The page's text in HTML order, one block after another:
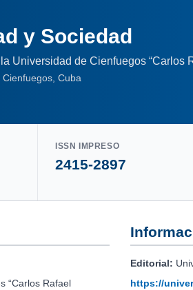
y Sociedad
Universidad de Cienfuegos “Carlos
Cienfuegos, Cuba
ISSN IMPRESO
2415-2897
“Carlos Rafael
Editorial:
https://